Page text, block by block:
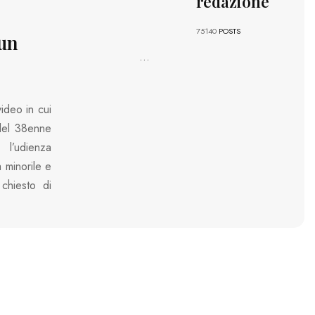
in cui
38enne
e
di
75140 POSTS
...